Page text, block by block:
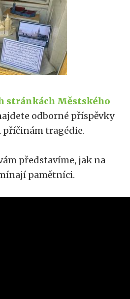
stránkách Městského
odborné příspěvky
tragédie.
představíme, jak na
pamětníci.